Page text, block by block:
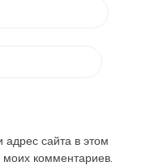
сайта в этом
комментариев.